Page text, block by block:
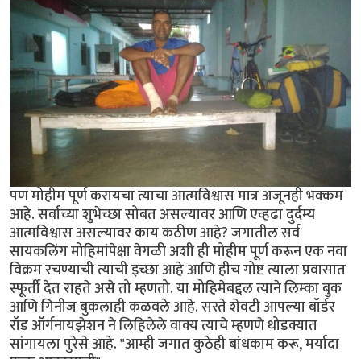
पण मोहीम पूर्ण करायचा त्याचा आत्मविश्वास मात्र अजूनही भक्कम
आहे. सर्वांच्या शुभेच्छा सोबत असल्यावर आणि एव्हढा दुर्दम्य
आत्मविश्वास असल्यावर काय कठीण आहे? जगातील सर्व
सायकलिंग मोहिमांपेक्षा वेगळी अशी ही मोहीम पूर्ण करून एक नवा
विक्रम रचण्याची त्याची इच्छा आहे आणि हीच गोष्ट त्याला प्रवासात
स्फूर्ती देत राहते असे तो म्हणतो. या मोहिमेबद्दल त्याने लिम्का बुक
आणि गिनीज बुकलाही कळवले आहे. सरते शेवटी आपल्या बॉर्डर
रॉड ऑर्गनायझेशन ने लिहिलेले वाक्य त्याचे म्हणणे थोडक्यात
सांगायला पुरेसे आहे. "आम्ही जगात कुठेही बांधकाम करू, मर्यादा